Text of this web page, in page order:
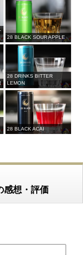
28 BLACK SOUR APPLE
28 DRINKS BITTER
LEMON
28 BLACK ACAI
感想・評価